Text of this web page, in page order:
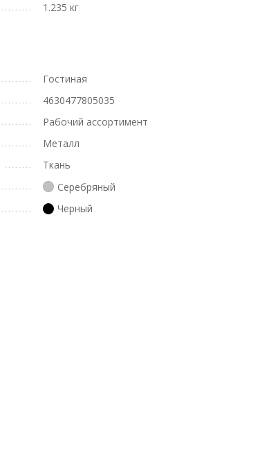
1.235 кг
Гостиная
4630477805035
Рабочий ассортимент
Металл
Ткань
Серебряный
Черный